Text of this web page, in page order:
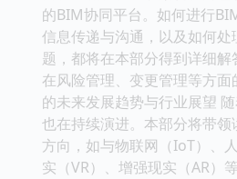
的BIM协同平台。如何进行
信息传递与沟通，以及如何
题，都将在本部分得到详细
在风险管理、变更管理等方
的未来发展趋势与行业展望
也在持续演进。本部分将带
方向，如与物联网（IoT）、
实（VR）、增强现实（AR）